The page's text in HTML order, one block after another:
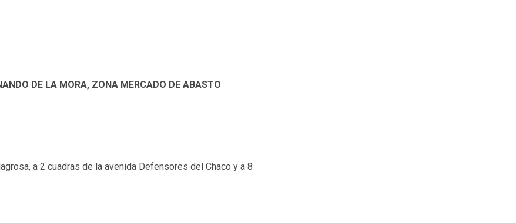
DE LA MORA, ZONA MERCADO DE ABASTO
a 2 cuadras de la avenida Defensores del Chaco y a 8